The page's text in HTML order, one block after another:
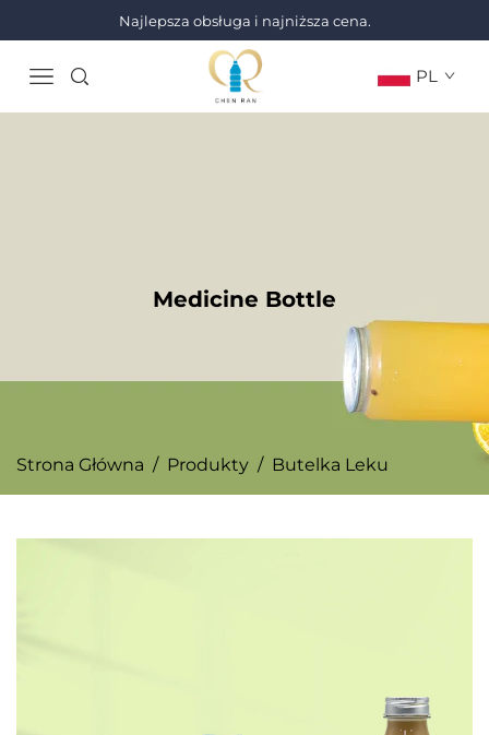
Najlepsza obsługa i najniższa cena.
PL
Strona Główna / Produkty / Butelka Leku
Medicine Bottle